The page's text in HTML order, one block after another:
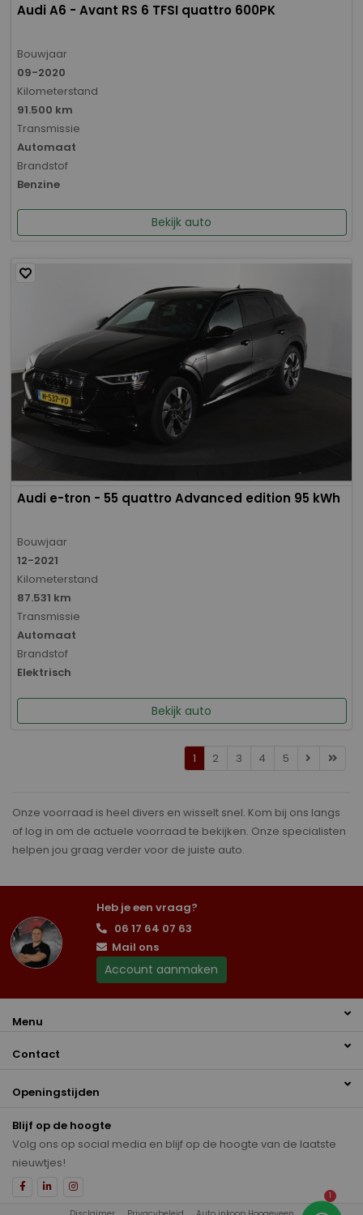
Audi A6 - Avant RS 6 TFSI quattro 600PK
Bouwjaar
09-2020
Kilometerstand
91.500 km
Transmissie
Automaat
Brandstof
Benzine
Bekijk auto
Audi e-tron - 55 quattro Advanced edition 95 kWh
Bouwjaar
12-2021
Kilometerstand
87.531 km
Transmissie
Automaat
Brandstof
Elektrisch
Bekijk auto
1 2 3 4 5
Onze voorraad is heel divers en wisselt snel. Kom bij ons langs
of log in om de actuele voorraad te bekijken. Onze specialisten
helpen jou graag verder voor de juiste auto.
Heb je een vraag?
06 17 64 07 63
Mail ons
Account aanmaken
Menu
Contact
Openingstijden
Blijf op de hoogte
Volg ons op social media en blijf op de hoogte van de laatste
nieuwtjes!
1